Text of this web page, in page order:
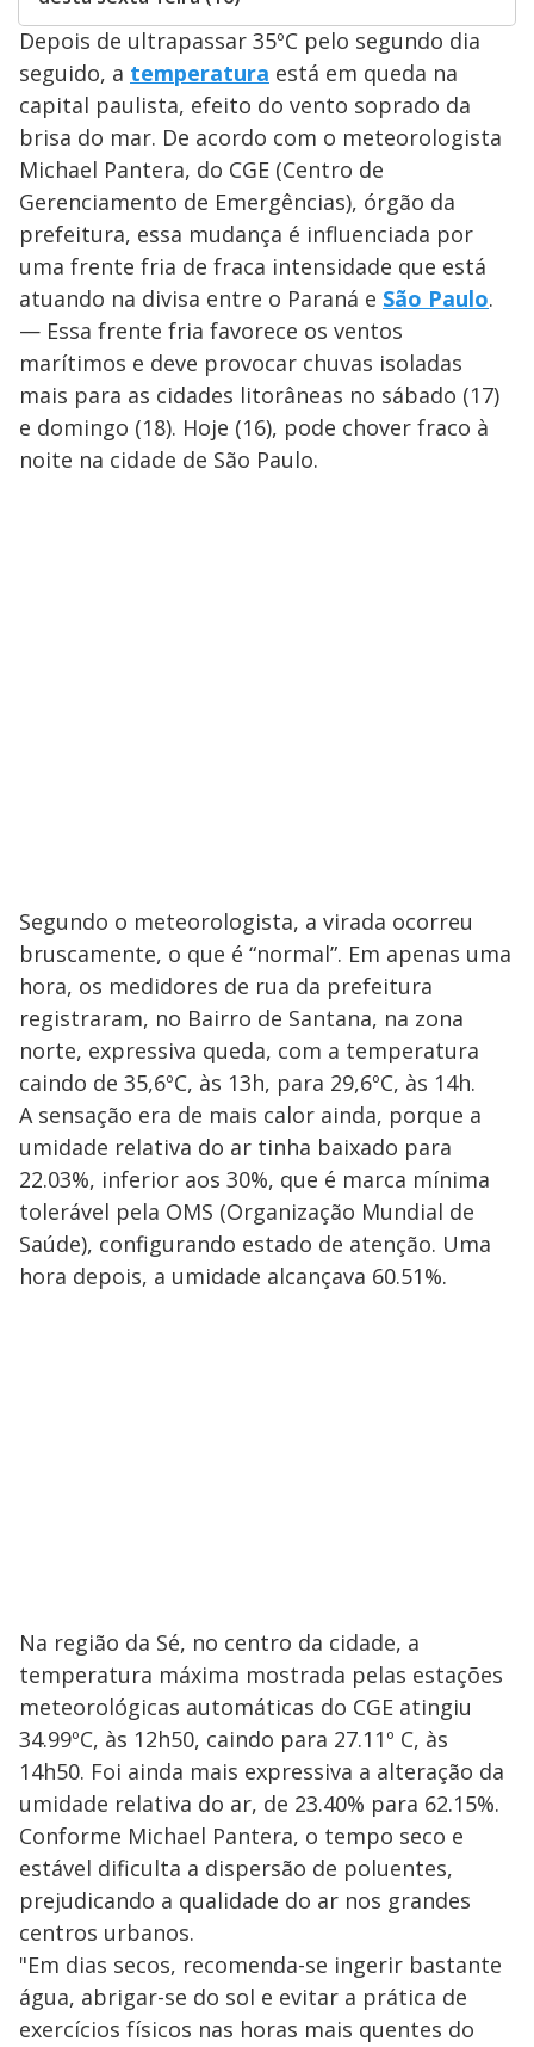
Depois de ultrapassar 35ºC pelo segundo dia
seguido, a temperatura está em queda na
capital paulista, efeito do vento soprado da
brisa do mar. De acordo com o meteorologista
Michael Pantera, do CGE (Centro de
Gerenciamento de Emergências), órgão da
prefeitura, essa mudança é influenciada por
uma frente fria de fraca intensidade que está
atuando na divisa entre o Paraná e São Paulo.
— Essa frente fria favorece os ventos
marítimos e deve provocar chuvas isoladas
mais para as cidades litorâneas no sábado (17)
e domingo (18). Hoje (16), pode chover fraco à
noite na cidade de São Paulo.
Segundo o meteorologista, a virada ocorreu
bruscamente, o que é “normal”. Em apenas uma
hora, os medidores de rua da prefeitura
registraram, no Bairro de Santana, na zona
norte, expressiva queda, com a temperatura
caindo de 35,6ºC, às 13h, para 29,6ºC, às 14h.
A sensação era de mais calor ainda, porque a
umidade relativa do ar tinha baixado para
22.03%, inferior aos 30%, que é marca mínima
tolerável pela OMS (Organização Mundial de
Saúde), configurando estado de atenção. Uma
hora depois, a umidade alcançava 60.51%.
Na região da Sé, no centro da cidade, a
temperatura máxima mostrada pelas estações
meteorológicas automáticas do CGE atingiu
34.99ºC, às 12h50, caindo para 27.11º C, às
14h50. Foi ainda mais expressiva a alteração da
umidade relativa do ar, de 23.40% para 62.15%.
Conforme Michael Pantera, o tempo seco e
estável dificulta a dispersão de poluentes,
prejudicando a qualidade do ar nos grandes
centros urbanos.
"Em dias secos, recomenda-se ingerir bastante
água, abrigar-se do sol e evitar a prática de
exercícios físicos nas horas mais quentes do